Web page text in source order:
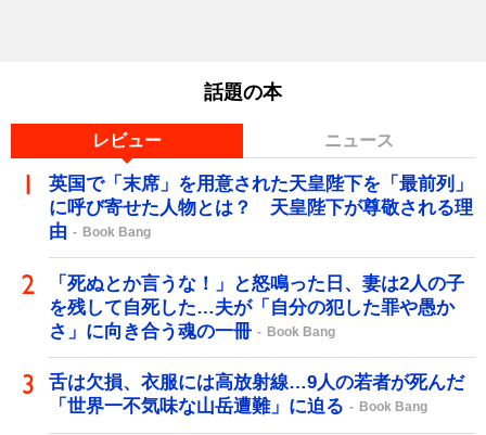
話題の本
レビュー ニュース
英国で「末席」を用意された天皇陛下を「最前列」
に呼び寄せた人物とは？ 天皇陛下が尊敬される理
由
Book Bang
「死ぬとか言うな！」と怒鳴った日、妻は2人の子
を残して自死した…夫が「自分の犯した罪や愚か
さ」に向き合う魂の一冊
Book Bang
舌は欠損、衣服には高放射線…9人の若者が死んだ
「世界一不気味な山岳遭難」に迫る
Book Bang